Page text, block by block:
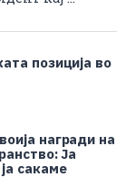
позиција во
награди на
Ја
сакаме